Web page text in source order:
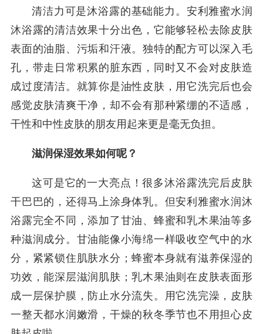
清洁力可是沐浴露的基础能力。安利雅蜜水润
沐浴露的清洁效果十分出色，它能够轻松去除皮肤
表面的油脂、污垢和汗液。独特的配方可以深入毛
孔，带走日常积累的脏东西，同时又不会对皮肤造
成过度清洁。就算你是油性皮肤，用它洗完后也会
感觉皮肤清爽干净，却不会有那种紧绷的不适感，
干性和中性皮肤的朋友用起来更是毫无负担。
滋润保湿效果如何呢？
这可是它的一大亮点！很多沐浴露洗完后皮肤
干巴巴的，还得马上涂身体乳。但安利雅蜜水润沐
浴露完全不同，添加了甘油、蜂蜜和乳木果油等多
种滋润成分。甘油能像小海绵一样吸收空气中的水
分，紧紧锁住肌肤水分；蜂蜜本身就有滋养保湿的
功效，能深层滋润肌肤；乳木果油则在皮肤表面形
成一层保护膜，防止水分流失。用它洗完澡，皮肤
一整天都水润嫩滑，干燥的秋冬季节也不用担心皮